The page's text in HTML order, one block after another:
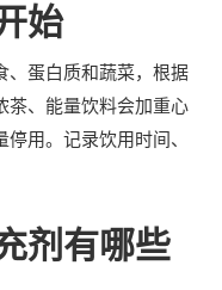
始
、蛋白质和蔬菜，根据
茶、能量饮料会加重心
用。记录饮用时间、
剂有哪些